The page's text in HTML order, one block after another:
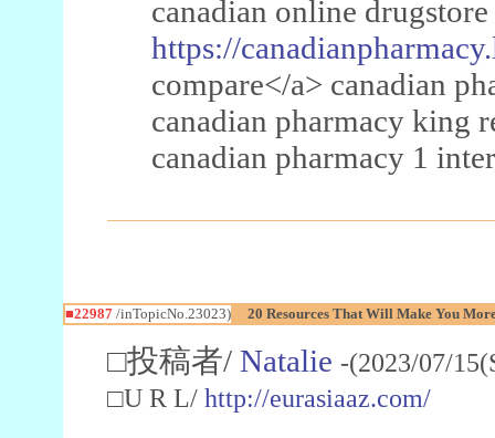
canadian online
https://
compare</a> canadian
canadian pharmacy king
canadian pharmacy 1
■22987/inTopicNo.23023) 20 Resources That Will Make You
□投稿者/ Natalie -(2023/07/
□U R L/ http://eurasiaaz.com/